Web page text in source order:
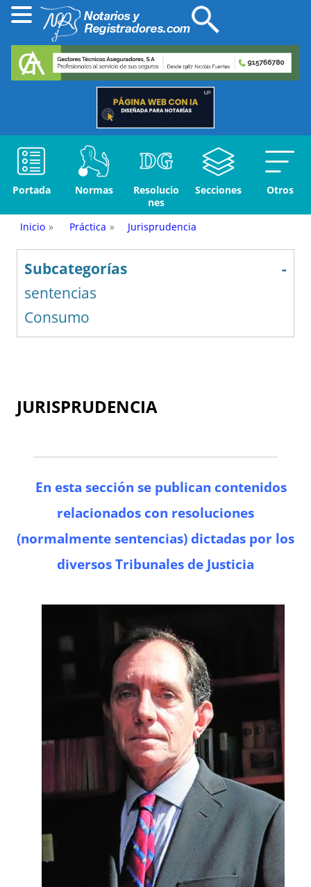
Portada Normas
Resolucio
nes
Secciones Otros
Inicio » Práctica » Jurisprudencia
Subcategorías
-
sentencias
Consumo
JURISPRUDENCIA
En esta sección se publican contenidos
relacionados con resoluciones
(normalmente sentencias) dictadas por los
diversos Tribunales de Justicia